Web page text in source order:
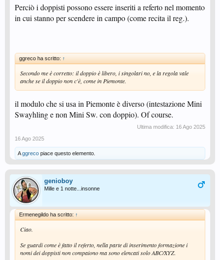
Perciò i doppisti possono essere inseriti a referto nel momento
in cui stanno per scendere in campo (come recita il reg.).
ggreco ha scritto: ↑
Secondo me è corretto: il doppio è libero, i singolari no, e la regola vale
anche se il doppio non c'è, come in Piemonte.
il modulo che si usa in Piemonte è diverso (intestazione Mini
Swayhling e non Mini Sw. con doppio). Of course.
Ultima modifica: 16 Ago 2025
16 Ago 2025
Aggreco piace questo elemento.
genioboy
Mille e 1 notte...insonne
Ermenegildo ha scritto: ↑
Ciao.
Se guardi come è fatto il referto, nella parte di inserimento formazione i
nomi dei doppisti non compaiono ma sono elencati solo ABC/XYZ.